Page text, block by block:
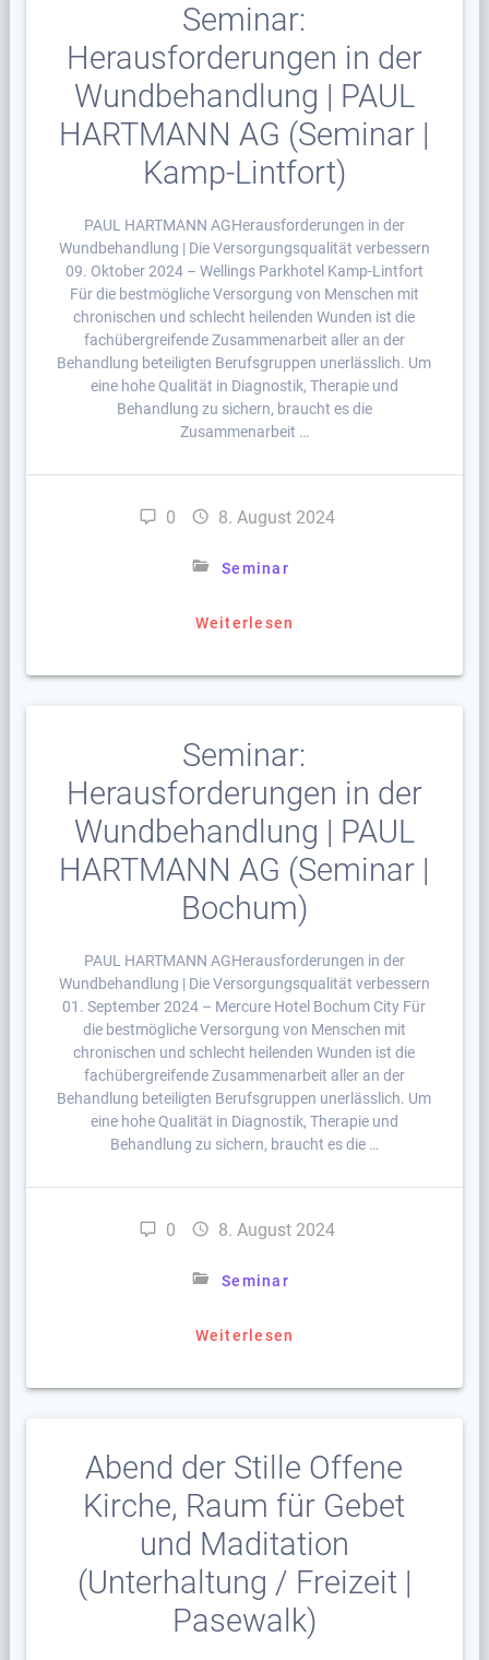
Seminar:
Herausforderungen in der
Wundbehandlung | PAUL
HARTMANN AG (Seminar |
Kamp-Lintfort)
PAUL HARTMANN AGHerausforderungen in der
Wundbehandlung | Die Versorgungsqualität verbessern
09. Oktober 2024 – Wellings Parkhotel Kamp-Lintfort
Für die bestmögliche Versorgung von Menschen mit
chronischen und schlecht heilenden Wunden ist die
fachübergreifende Zusammenarbeit aller an der
Behandlung beteiligten Berufsgruppen unerlässlich. Um
eine hohe Qualität in Diagnostik, Therapie und
Behandlung zu sichern, braucht es die
Zusammenarbeit …
0 8. August 2024
Seminar
Weiterlesen
Seminar:
Herausforderungen in der
Wundbehandlung | PAUL
HARTMANN AG (Seminar |
Bochum)
PAUL HARTMANN AGHerausforderungen in der
Wundbehandlung | Die Versorgungsqualität verbessern
01. September 2024 – Mercure Hotel Bochum City Für
die bestmögliche Versorgung von Menschen mit
chronischen und schlecht heilenden Wunden ist die
fachübergreifende Zusammenarbeit aller an der
Behandlung beteiligten Berufsgruppen unerlässlich. Um
eine hohe Qualität in Diagnostik, Therapie und
Behandlung zu sichern, braucht es die …
0 8. August 2024
Seminar
Weiterlesen
Abend der Stille Offene
Kirche, Raum für Gebet
und Maditation
(Unterhaltung / Freizeit |
Pasewalk)